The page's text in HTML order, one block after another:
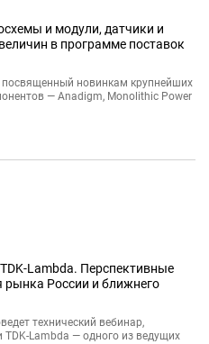
и модули, датчики и
в программе поставок
новинкам крупнейших
— Anadigm, Monolithic Power
Lambda. Перспективные
рынка России и ближнего
технический вебинар,
Lambda — одного из ведущих